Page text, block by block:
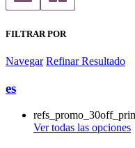
FILTRAR POR
Navegar Refinar Resultado
es
Ver todas las opciones